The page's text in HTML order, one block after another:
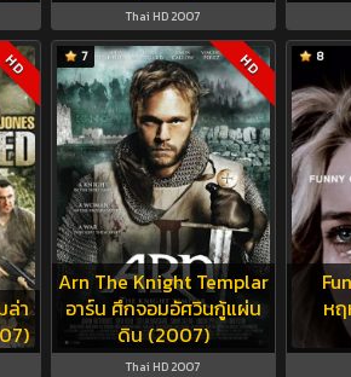
Thai HD 2007
ล่า
HD
Arn The Knight Templar
อาร์น ศึกจอมอัศวินกู้แผ่น
ดิน (2007)
7 HD
Thai HD 2007
ห
8